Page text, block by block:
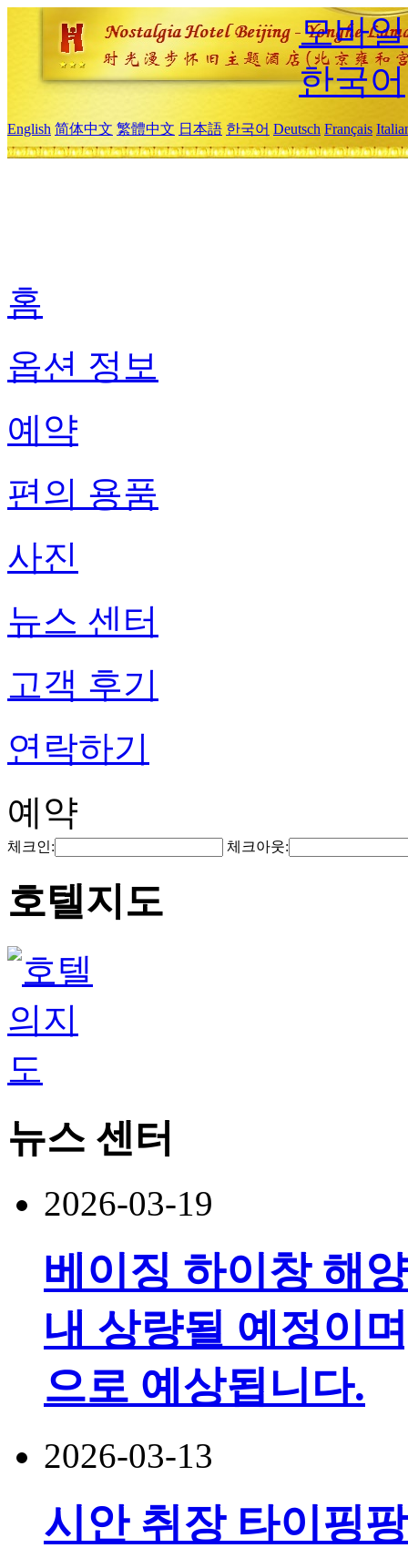
모바
한국어
English 简体中文 繁體中文 日本語 한국어 Deutsch Français
홈
옵션 정보
예약
편의 용품
사진
뉴스 센터
고객 후기
연락하기
예약
체크인: 체크아웃:
호텔지도
뉴스 센터
2026-03-19
베이징 하이창 해
내 상량될 예정이
으로 예상됩니다.
2026-03-13
시안 취장 타이핑